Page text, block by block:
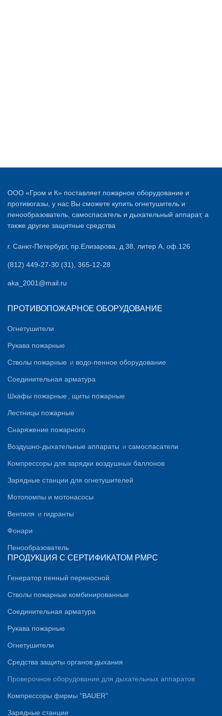
ООО «Гром и К» поставляет пожарное оборудование и
противогазы, у нас Вы сможете купить огнетушитель и
пенообразователь, самоспасатель и дыхательный аппарат, а
также другие защитные средства
г. Санкт-Петербург, пр.Елизарова, д.38, литер А, оф.126
(812) 449-27-30 (31), 365-12-28
aka_2001@mail.ru
ПРОТИВОПОЖАРНОЕ ОБОРУДОВАНИЕ
Огнетушители
Рукава пожарные
Стволы пожарные и водо-пенное оборудование
Соединительная арматура
Шкафы пожарные щиты пожарные
Лестницы пожарные
Снаряжение пожарного
Воздушно-дыхательные аппараты и самоспасатели
Компрессоры для зарядки воздушных баллонов
Зарядные станции для огнетушителей
Мотопомпы и мотонасосы
Вентиля и гидранты
Фонари
Пенообразователь
ПРОДУКЦИЯ С СЕРТИФИКАТОМ PMPC
Генератор пенный переносной
Стволы пожарные комбинированные
Соединительная арматура
Рукава пожарные
Огнетушители
Средства защиты органов дыхания
Проверочное оборудование для дыхательных аппаратов
Компрессоры фирмы "BAUER"
Зарядные станции